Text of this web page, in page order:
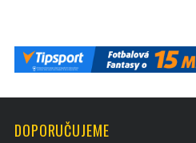
DOPORUČUJEME